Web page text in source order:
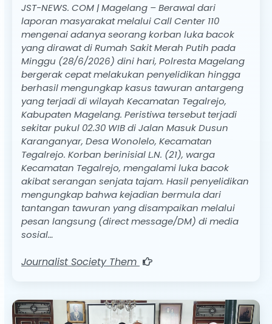
JST-NEWS. COM | Magelang – Berawal dari
laporan masyarakat melalui Call Center 110
mengenai adanya seorang korban luka bacok
yang dirawat di Rumah Sakit Merah Putih pada
Minggu (28/6/2026) dini hari, Polresta Magelang
bergerak cepat melakukan penyelidikan hingga
berhasil mengungkap kasus tawuran antargeng
yang terjadi di wilayah Kecamatan Tegalrejo,
Kabupaten Magelang. Peristiwa tersebut terjadi
sekitar pukul 02.30 WIB di Jalan Masuk Dusun
Karanganyar, Desa Wonolelo, Kecamatan
Tegalrejo. Korban berinisial L.N. (21), warga
Kecamatan Tegalrejo, mengalami luka bacok
akibat serangan senjata tajam. Hasil penyelidikan
mengungkap bahwa kejadian bermula dari
tantangan tawuran yang disampaikan melalui
pesan langsung (direct message/DM) di media
sosial…
Journalist Society Them